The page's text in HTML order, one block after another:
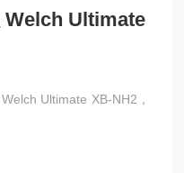
Welch Ultimate
Ultimate XB-NH2，